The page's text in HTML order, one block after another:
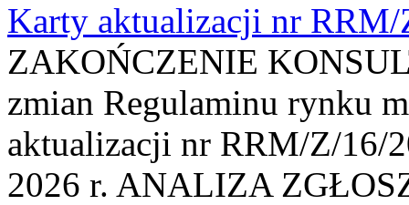
Karty aktualizacji nr
ZAKOŃCZENIE
zmian Regulaminu rynku
aktualizacji nr RRM/Z/16/
2026 r. ANALIZA